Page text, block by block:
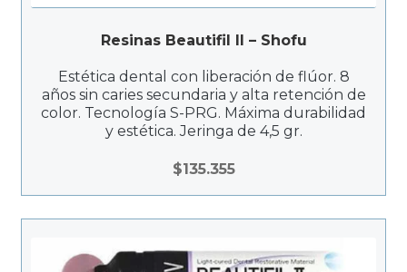
Resinas Beautifil II – Shofu
Estética dental con liberación de flúor. 8
años sin caries secundaria y alta retención de
color. Tecnología S-PRG. Máxima durabilidad
y estética. Jeringa de 4,5 gr.
$135.355